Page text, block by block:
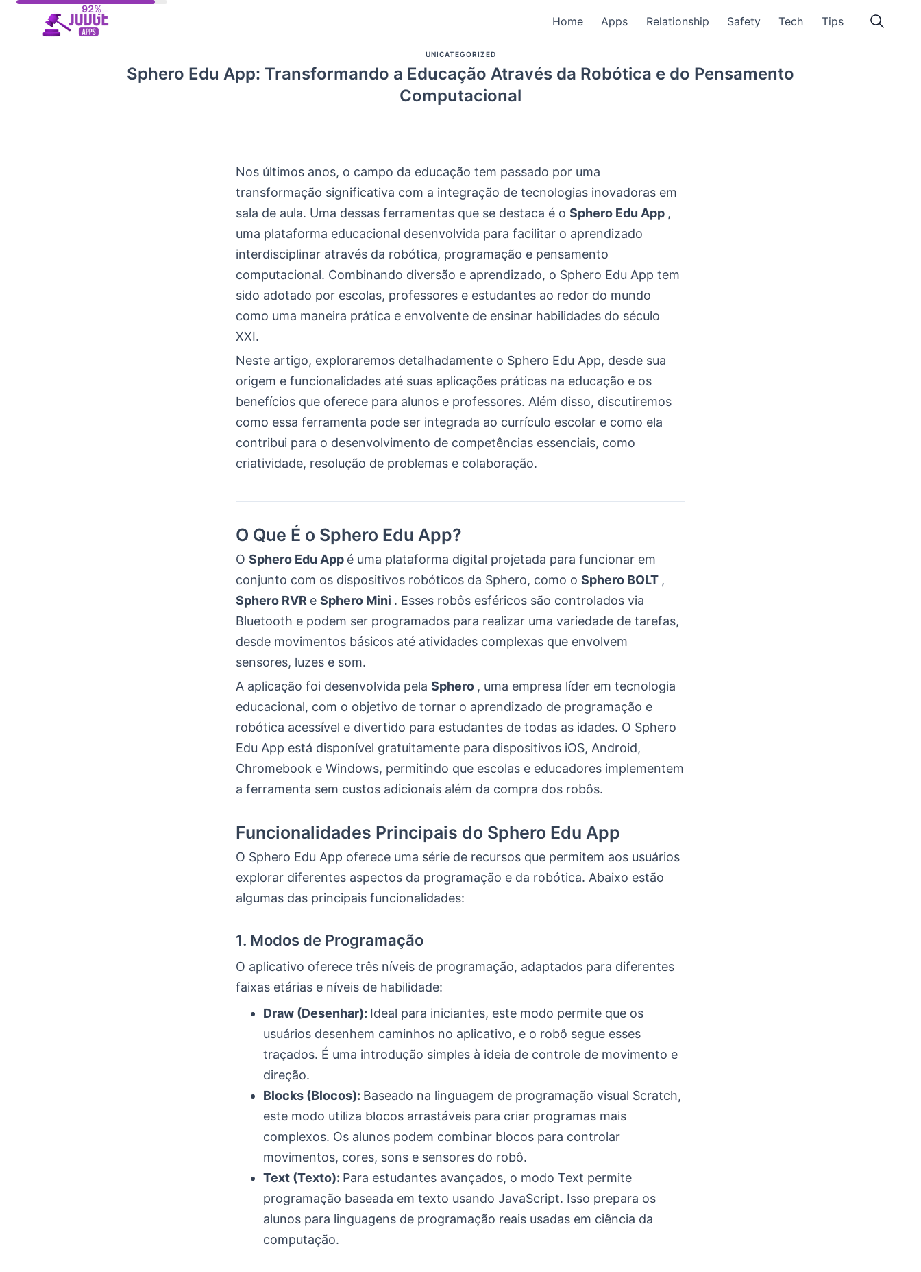
Home Apps Relationship Safety Tech Tips
UNICATEGORIZED
Sphero Edu App: Transformando a Educação Através da Robótica e do Pensamento
Computacional
Nos últimos anos, o campo da educação tem passado por uma
transformação significativa com a integração de tecnologias inovadoras em
sala de aula. Uma dessas ferramentas que se destaca é o Sphero Edu App ,
uma plataforma educacional desenvolvida para facilitar o aprendizado
interdisciplinar através da robótica, programação e pensamento
computacional. Combinando diversão e aprendizado, o Sphero Edu App tem
sido adotado por escolas, professores e estudantes ao redor do mundo
como uma maneira prática e envolvente de ensinar habilidades do século
XXI.
Neste artigo, exploraremos detalhadamente o Sphero Edu App, desde sua
origem e funcionalidades até suas aplicações práticas na educação e os
benefícios que oferece para alunos e professores. Além disso, discutiremos
como essa ferramenta pode ser integrada ao currículo escolar e como ela
contribui para o desenvolvimento de competências essenciais, como
criatividade, resolução de problemas e colaboração.
O Que É o Sphero Edu App?
O Sphero Edu App é uma plataforma digital projetada para funcionar em
conjunto com os dispositivos robóticos da Sphero, como o Sphero BOLT ,
Sphero RVR e Sphero Mini . Esses robôs esféricos são controlados via
Bluetooth e podem ser programados para realizar uma variedade de tarefas,
desde movimentos básicos até atividades complexas que envolvem
sensores, luzes e som.
A aplicação foi desenvolvida pela Sphero , uma empresa líder em tecnologia
educacional, com o objetivo de tornar o aprendizado de programação e
robótica acessível e divertido para estudantes de todas as idades. O Sphero
Edu App está disponível gratuitamente para dispositivos iOS, Android,
Chromebook e Windows, permitindo que escolas e educadores implementem
a ferramenta sem custos adicionais além da compra dos robôs.
Funcionalidades Principais do Sphero Edu App
O Sphero Edu App oferece uma série de recursos que permitem aos usuários
explorar diferentes aspectos da programação e da robótica. Abaixo estão
algumas das principais funcionalidades:
1. Modos de Programação
O aplicativo oferece três níveis de programação, adaptados para diferentes
faixas etárias e níveis de habilidade:
Draw (Desenhar): Ideal para iniciantes, este modo permite que os
usuários desenhem caminhos no aplicativo, e o robô segue esses
traçados. É uma introdução simples à ideia de controle de movimento e
direção.
Blocks (Blocos): Baseado na linguagem de programação visual Scratch,
este modo utiliza blocos arrastáveis para criar programas mais
complexos. Os alunos podem combinar blocos para controlar
movimentos, cores, sons e sensores do robô.
Text (Texto): Para estudantes avançados, o modo Text permite
programação baseada em texto usando JavaScript. Isso prepara os
alunos para linguagens de programação reais usadas em ciência da
computação.